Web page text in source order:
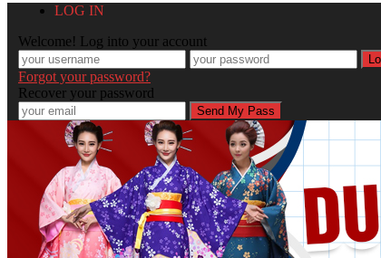
LOG IN
Welcome! Log into your account
Forgot your password?
Recover your password